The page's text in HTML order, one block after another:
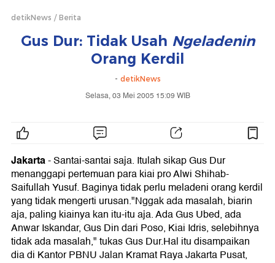
detikNews Berita
Gus Dur: Tidak Usah Ngeladenin
Orang Kerdil
- detikNews
Selasa, 03 Mei 2005 15:09 WIB
Jakarta-Santai-santai saja. Itulah sikap Gus Dur
menanggapi pertemuan para kiai pro Alwi Shihab-
Saifullah Yusuf. Baginya tidak perlu meladeni orang kerdil
yang tidak mengerti urusan."Nggak ada masalah, biarin
aja, paling kiainya kan itu-itu aja. Ada Gus Ubed, ada
Anwar Iskandar, Gus Din dari Poso, Kiai Idris, selebihnya
tidak ada masalah," tukas Gus Dur.Hal itu disampaikan
dia di Kantor PBNU Jalan Kramat Raya Jakarta Pusat,